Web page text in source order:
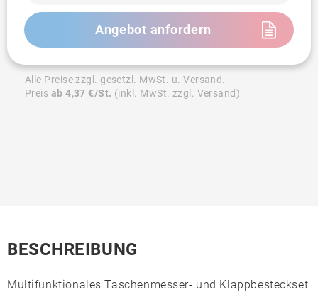
Angebot anfordern
Alle Preise zzgl. gesetzl. MwSt. u. Versand.
Preis ab 4,37 €/St. (inkl. MwSt. zzgl. Versand)
BESCHREIBUNG
Multifunktionales Taschenmesser- und Klappbesteckset